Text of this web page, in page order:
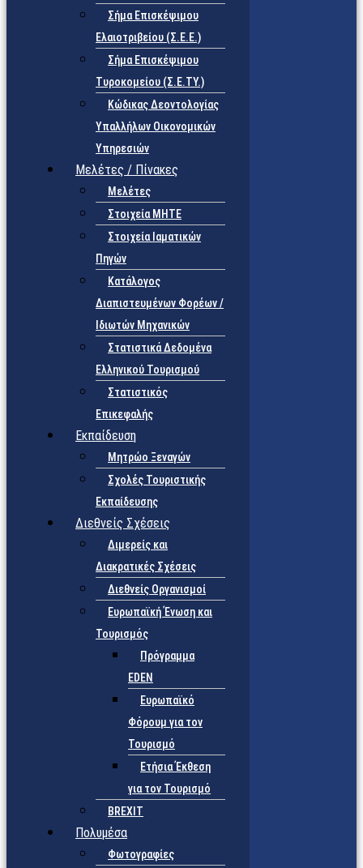
Σήμα Επισκέψιμου
Ελαιοτριβείου (Σ.Ε.Ε.)
Σήμα Επισκέψιμου
Τυροκομείου (Σ.Ε.TY.)
Κώδικας Δεοντολογίας
Υπαλλήλων Οικονομικών
Υπηρεσιών
Μελέτες / Πίνακες
Μελέτες
Στοιχεία ΜΗΤΕ
Στοιχεία Ιαματικών
Πηγών
Κατάλογος
Διαπιστευμένων Φορέων /
Ιδιωτών Μηχανικών
Στατιστικά Δεδομένα
Ελληνικού Τουρισμού
Στατιστικός
Επικεφαλής
Εκπαίδευση
Μητρώο Ξεναγών
Σχολές Τουριστικής
Εκπαίδευσης
Διεθνείς Σχέσεις
Διμερείς και
Διακρατικές Σχέσεις
Διεθνείς Οργανισμοί
Ευρωπαϊκή Ένωση και
Τουρισμός
Πρόγραμμα
EDEN
Ευρωπαϊκό
Φόρουμ για τον
Τουρισμό
Ετήσια Έκθεση
για τον Τουρισμό
BREXIT
Πολυμέσα
Φωτογραφίες